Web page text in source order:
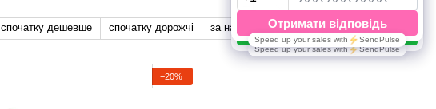
спочатку дешевше спочатку дорожчі за назвою Відображення:
−20%